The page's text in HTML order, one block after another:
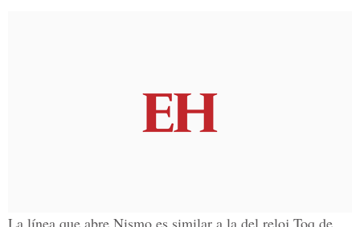
La línea que abre Nismo es similar a la del reloj Toq de